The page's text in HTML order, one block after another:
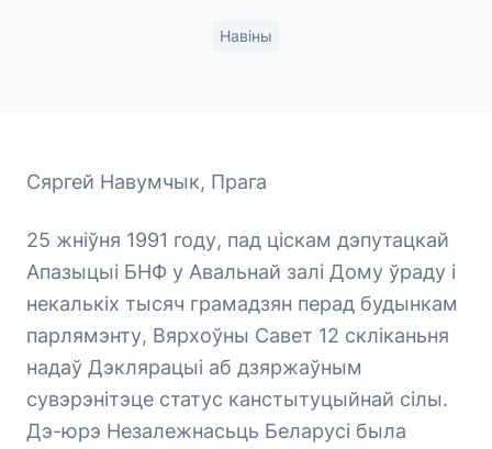
Навіны
Сяргей Навумчык, Прага
25 жніўня 1991 году, пад ціскам дэпутацкай
Апазыцыі БНФ у Авальнай залі Дому ўраду і
некалькіх тысяч грамадзян перад будынкам
парлямэнту, Вярхоўны Савет 12 скліканьня
надаў Дэклярацыі аб дзяржаўным
сувэрэнітэце статус канстытуцыйнай сілы.
Дэ-юрэ Незалежнасьць Беларусі была